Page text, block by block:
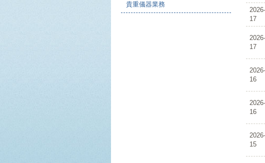
17
17
16
16
15
貴重儀器業務